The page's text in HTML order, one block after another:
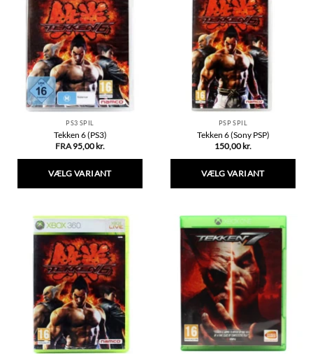
varianter.
Mulighederne
kan
vælges
på
varesiden
varianter.
Mulighederne
kan
vælges
på
varesiden
PS3 SPIL
Tekken 6 (PS3)
FRA95,00 kr.
VÆLG VARIANT
har
flere
varianter.
Mulighederne
kan
vælges
på
varesiden
PSP SPIL
Tekken 6 (Sony PSP)
150,00 kr.
VÆLG VARIANT
har
flere
varianter.
Mulighederne
kan
vælges
på
varesiden